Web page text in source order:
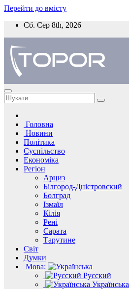
Перейти до вмісту
Сб. Сер 8th, 2026
Головна
Новини
Політика
Суспільство
Економіка
Регіон
Арциз
Білгород-Дністровский
Болград
Ізмаїл
Кілія
Рені
Сарата
Тарутине
Світ
Думки
Мова:
Русский
Українська